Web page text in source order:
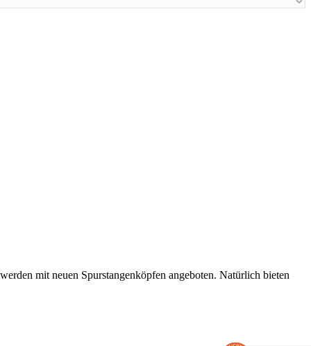
mit neuen Spurstangenköpfen angeboten. Natürlich bieten